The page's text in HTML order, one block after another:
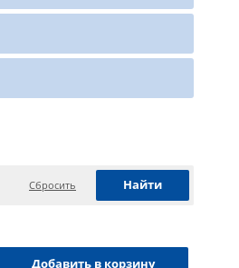
Сбросить
Добавить в корзину